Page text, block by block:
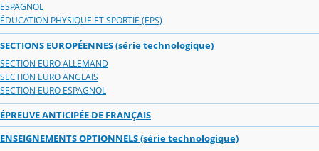
ESPAGNOL
ÉDUCATION PHYSIQUE ET SPORTIE (EPS)
SECTIONS EUROPÉENNES (série technologique)
SECTION EURO ALLEMAND
SECTION EURO ANGLAIS
SECTION EURO ESPAGNOL
ÉPREUVE ANTICIPÉE DE FRANÇAIS
ENSEIGNEMENTS OPTIONNELS (série technologique)